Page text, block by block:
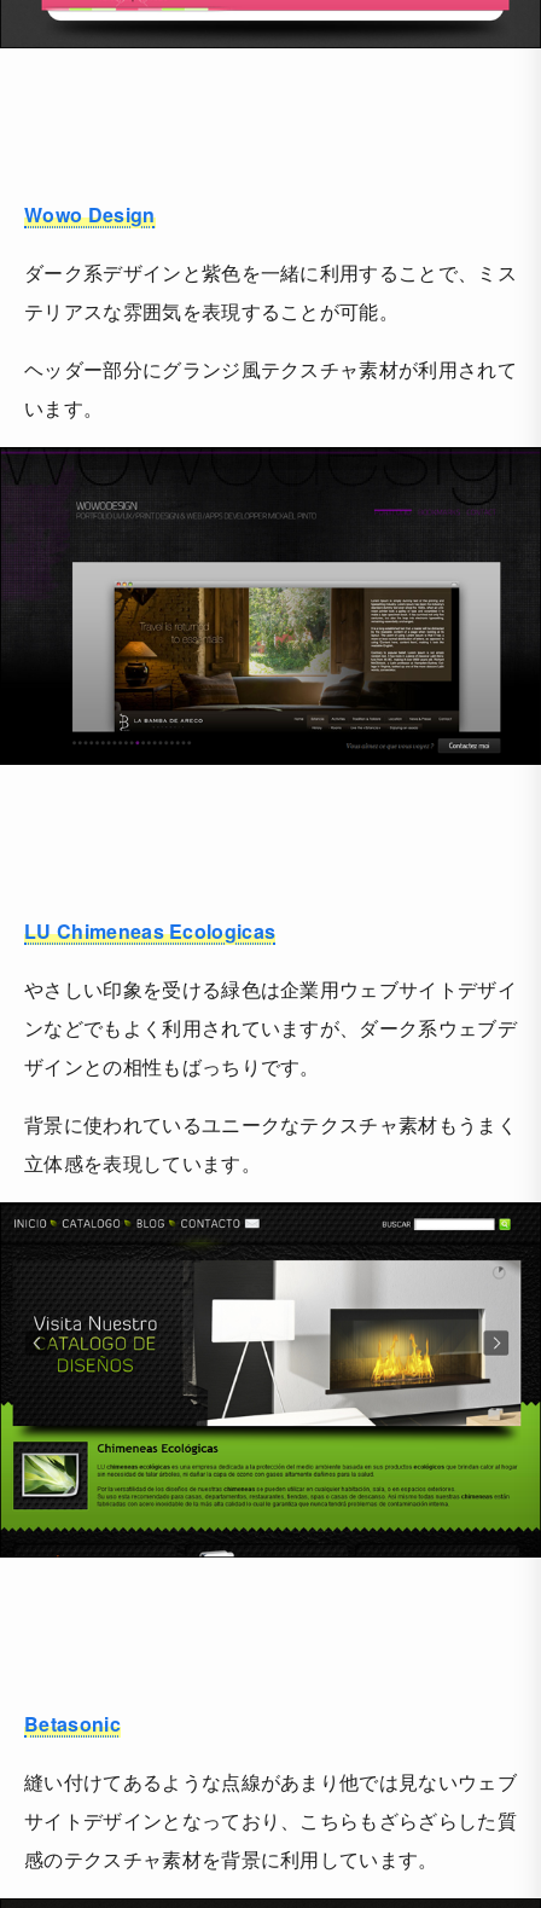
Wowo Design
ダーク系デザインと紫色を一緒に利用することで、ミス
テリアスな雰囲気を表現することが可能。
ヘッダー部分にグランジ風テクスチャ素材が利用されて
います。
LU Chimeneas Ecologicas
やさしい印象を受ける緑色は企業用ウェブサイトデザイ
ンなどでもよく利用されていますが、ダーク系ウェブデ
ザインとの相性もばっちりです。
背景に使われているユニークなテクスチャ素材もうまく
立体感を表現しています。
Betasonic
縫い付けてあるような点線があまり他では見ないウェブ
サイトデザインとなっており、こちらもざらざらした質
感のテクスチャ素材を背景に利用しています。